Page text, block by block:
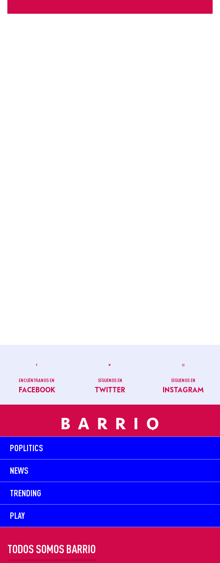
ENCUÉNTRANOS EN
FACEBOOK
SÍGUENOS EN
TWITTER
SÍGUENOS EN
INSTAGRAM
POPLITICS
NEWS
TRENDING
PLAY
TODOS SOMOS BARRIO